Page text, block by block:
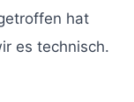
hat
es technisch.